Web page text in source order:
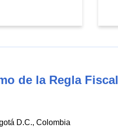
de la Regla Fiscal
D.C., Colombia